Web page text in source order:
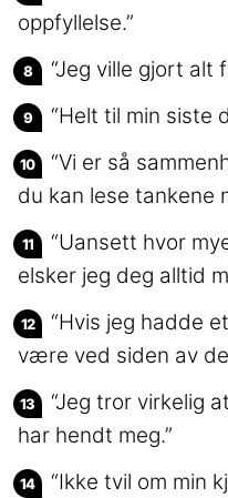
oppfyllelse.”
“Jeg ville gjort alt
“Helt til min siste
“Vi er så
du kan lese tankene
“Uansett hvor
elsker jeg deg alltid
“Hvis jeg hadde
være ved siden av
“Jeg tror virkelig
har hendt meg.”
“Ikke tvil om min